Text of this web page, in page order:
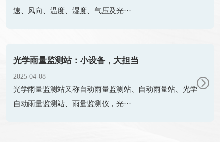
速、风向、温度、湿度、气压及光···
光学雨量监测站：小设备，大担当
2025-04-08
光学雨量监测站又称自动雨量监测站、自动雨量站、光学
自动雨量监测站、雨量监测仪，光···